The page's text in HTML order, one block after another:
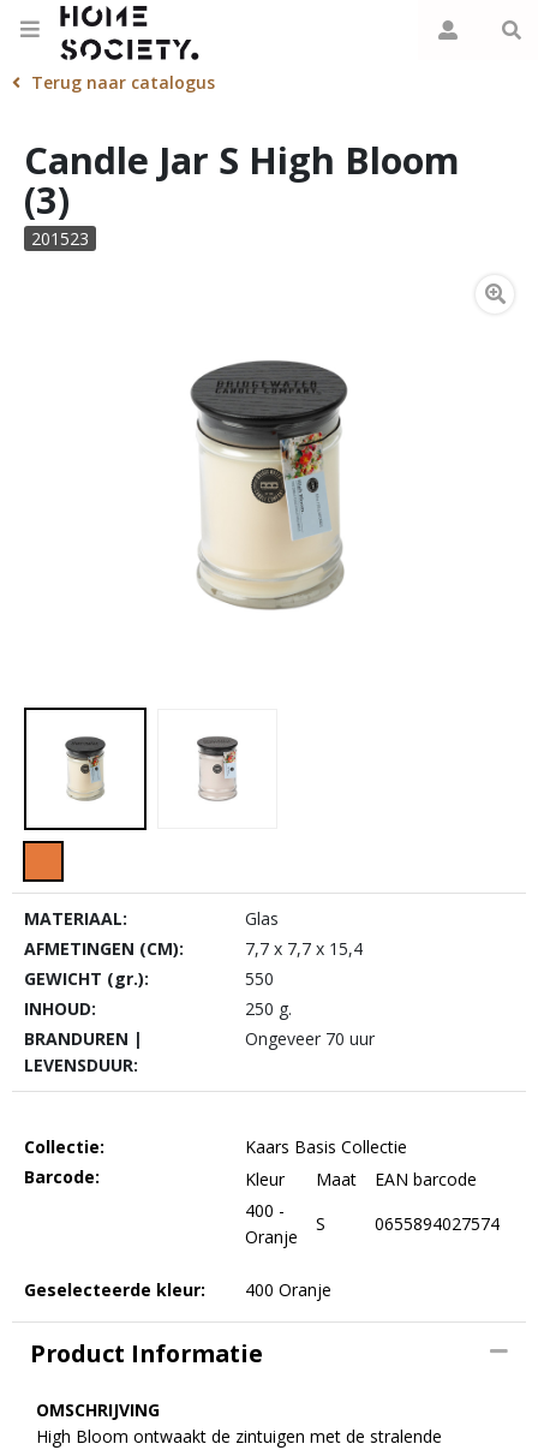
Terug naar catalogus
Candle Jar S High Bloom
(3)
201523
MATERIAAL:
Glas
AFMETINGEN (CM):
7,7 x 7,7 x 15,4
GEWICHT (gr.):
550
INHOUD:
250 g.
BRANDUREN |
LEVENSDUUR:
Ongeveer 70 uur
Collectie:
Kaars Basis Collectie
Barcode:
Kleur Maat
EAN barcode
400 -
Oranje
S 0655894027574
Geselecteerde kleur: 400 Oranje
Product Informatie
OMSCHRIJVING
High Bloom ontwaakt de zintuigen met de stralende